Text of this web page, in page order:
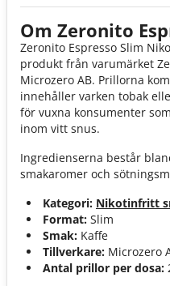
Om Zeronito
Zeronito Espresso Slim
produkt från varumärket
Microzero AB. Prillorna
innehåller varken tobak
för vuxna konsumenter
inom vitt snus.
Ingredienserna består
smakaromer och
Kategori: Nikotinfritt
Format: Slim
Smak: Kaffe
Tillverkare: Microzero
Antal prillor per dosa: